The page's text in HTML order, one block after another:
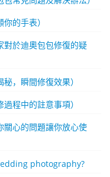
的手表）
對於迪奧包包修復的疑
，瞬間修復效果）
程中的註意事項）
關心的問題讓你放心使
photography?